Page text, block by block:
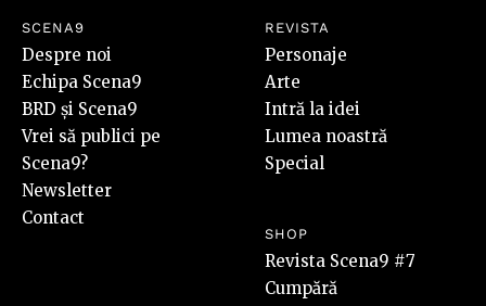
SCENA9
Despre noi
Echipa Scena9
BRD și Scena9
Vrei să publici pe
Scena9?
Newsletter
Contact
REVISTA
Personaje
Arte
Intră la idei
Lumea noastră
Special
SHOP
Revista Scena9 #7
Cumpără